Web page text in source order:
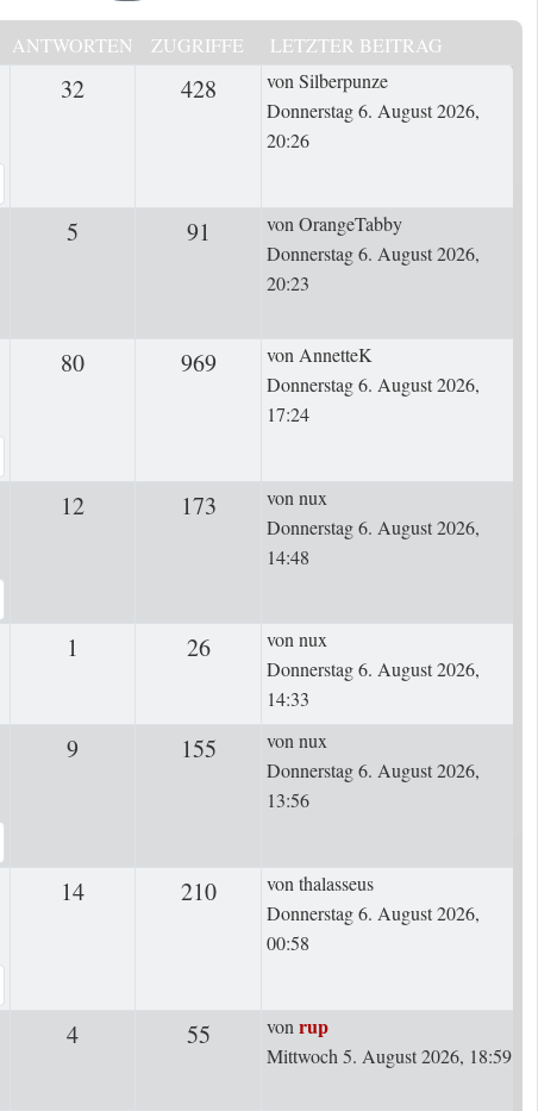
ANTWORTEN ZUGRIFFE LETZTER BEITRAG
32Antworten428ZugriffeLetzter Beitrag
vonSilberpunze
Donnerstag 6. August 2026,
20:26
5 91 ZugriffeLetzter Beitrag
vonOrangeTabby
Donnerstag 6. August 2026,
20:23
80Antworten969ZugriffeLetzter Beitrag
von AnnetteK
Donnerstag 6. August 2026,
17:24
12Antworten 173ZugriffeLetzter Beitrag
vonnux
Donnerstag 6. August 2026,
14:48
1 26ZugriffeLetzter Beitrag
vonnux
Donnerstag 6. August 2026,
14:33
9 155ZugriffeLetzter Beitrag
vonnux
Donnerstag 6. August 2026,
13:56
14Antworten210ZugriffeLetzter Beitrag
vonthalasseus
Donnerstag 6. August 2026,
00:58
4Antworten 55ZugriffeLetzter Beitrag
vonrup
Mittwoch 5. August 2026, 18:59